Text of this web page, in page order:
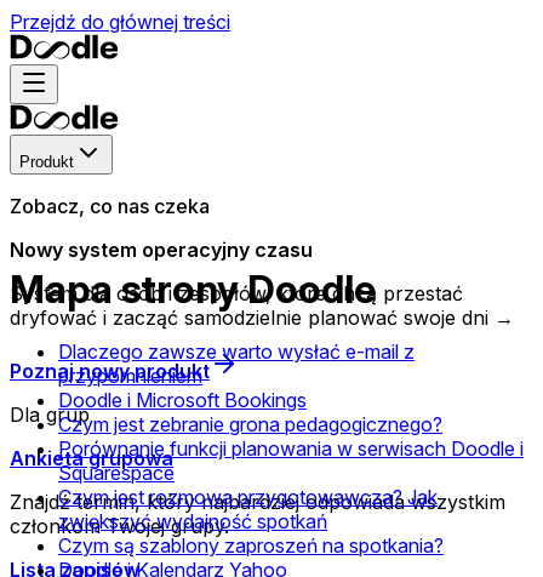
Przejdź do głównej treści
Produkt
Zobacz, co nas czeka
Nowy system operacyjny czasu
System dla osób i zespołów, które chcą przestać
dryfować i zacząć samodzielnie planować swoje dni →
Poznaj nowy produkt
Dla grup
Ankieta grupowa
Znajdź termin, który najbardziej odpowiada wszystkim
członkom Twojej grupy.
Lista zapisów
Mapa strony Doodle
Dlaczego zawsze warto wysłać e-mail z
przypomnieniem
Doodle i Microsoft Bookings
Czym jest zebranie grona pedagogicznego?
Porównanie funkcji planowania w serwisach Doodle i
Squarespace
Czym jest rozmowa przygotowawcza? Jak
zwiększyć wydajność spotkań
Czym są szablony zaproszeń na spotkania?
Doodle i Kalendarz Yahoo